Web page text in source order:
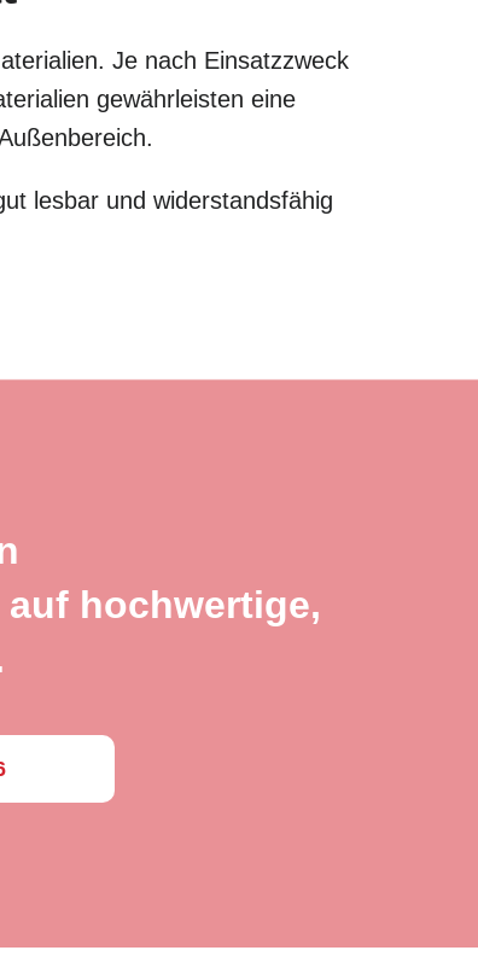
Je nach Einsatzzweck
gewährleisten eine
lesbar und widerstandsfähig
hochwertige,